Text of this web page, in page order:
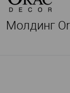
Молдинг